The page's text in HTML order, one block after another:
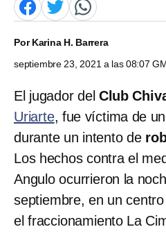
PorKarina H. Barrera
septiembre 23, 2021 a las 08:07
El jugador del Club
Uriarte, fue víctima de un
durante un intento de
Los hechos contra el
Angulo ocurrieron la
septiembre, en un
el fraccionamiento La